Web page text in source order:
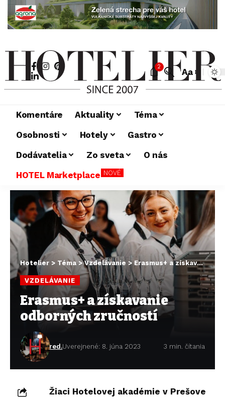
2
Aa
Komentáre Aktuality
Téma
Osobnosti
Hotely
Gastro
Dodávatelia
Zo sveta
O nás
HOTEL Marketplace NOVÉ
Hotelier > Téma>Vzdelávanie >Erasmus+ a získavanie odborných zručností
VZDELÁVANIE
Erasmus+ a získavanie
odborných zručností
red.Uverejnené: 8. júna 2023 3 min. čítania
Žiaci Hotelovej akadémie v Prešove